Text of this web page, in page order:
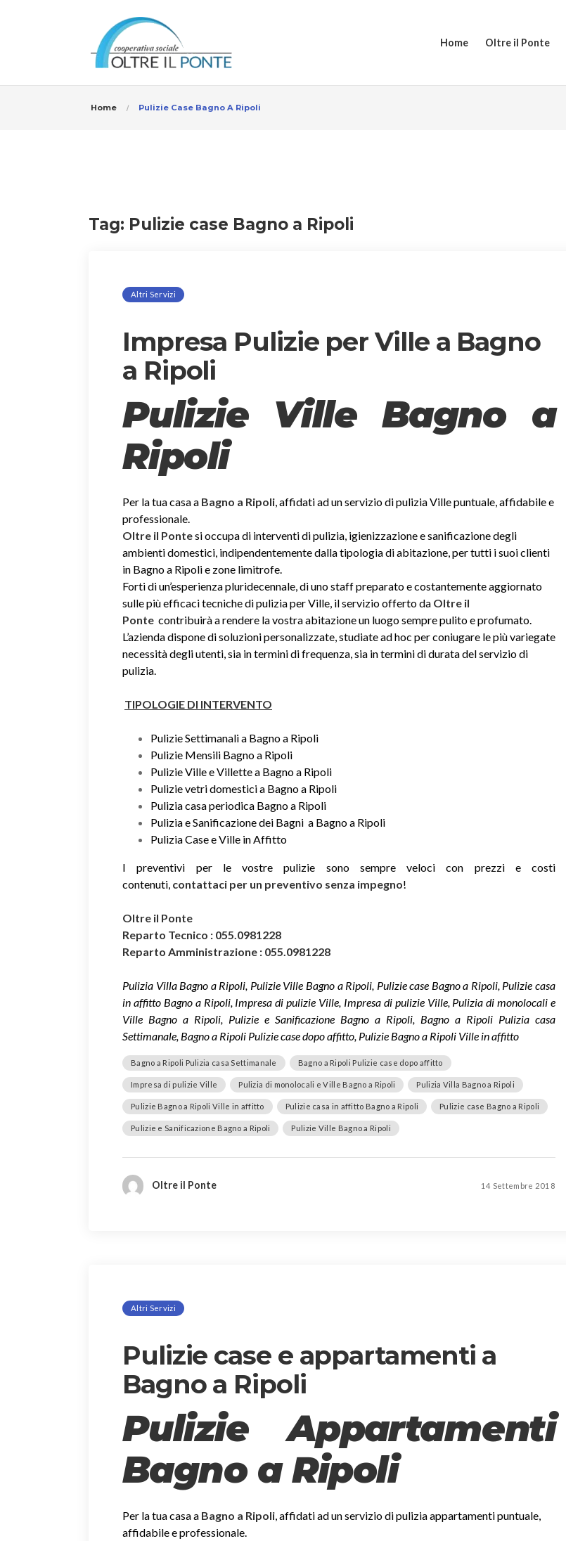
Home Oltre il Ponte
Home Pulizie Case Bagno A Ripoli
Tag: Pulizie case Bagno a Ripoli
Altri Servizi
Impresa Pulizie per Ville a Bagno
a Ripoli
Pulizie Ville Bagno a
Ripoli
Per la tua casa a Bagno a Ripoli, affidati ad un servizio di pulizia Ville puntuale, affidabile e
professionale.
Oltre il Pontesi occupa di interventi di pulizia, igienizzazione e sanificazione degli
ambienti domestici, indipendentemente dalla tipologia di abitazione, per tutti i suoi clienti
in Bagno a Ripoli e zone limitrofe.
Forti di un’esperienza pluridecennale, di uno staff preparato e costantemente aggiornato
sulle più efficaci tecniche di pulizia per Ville, il servizio offerto da Oltre il
Ponte contribuirà a rendere la vostra abitazione un luogo sempre pulito e profumato.
L’azienda dispone di soluzioni personalizzate, studiate ad hoc per coniugare le più variegate
necessità degli utenti, sia in termini di frequenza, sia in termini di durata del servizio di
pulizia.
TIPOLOGIE DI INTERVENTO
Pulizie Settimanali a Bagno a Ripoli
Pulizie Mensili Bagno a Ripoli
Pulizie Ville e Villette a Bagno a Ripoli
Pulizie vetri domestici a Bagno a Ripoli
Pulizia casa periodica Bagno a Ripoli
Pulizia e Sanificazione dei Bagni a Bagno a Ripoli
Pulizia Case e Ville in Affitto
I preventivi per le vostre pulizie sono sempre veloci con prezzi e costi
contenuti, contattaci per un preventivo senza impegno!
Oltre il Ponte
Reparto Tecnico : 055.0981228
Reparto Amministrazione : 055.0981228
Pulizia Villa Bagno a Ripoli, Pulizie Ville Bagno a Ripoli, Pulizie case Bagno a Ripoli, Pulizie casa
in affitto Bagno a Ripoli, Impresa di pulizie Ville, Impresa di pulizie Ville, Pulizia di monolocali e
Ville Bagno a Ripoli, Pulizie e Sanificazione Bagno a Ripoli, Bagno a Ripoli Pulizia casa
Settimanale, Bagno a Ripoli Pulizie case dopo affitto, Pulizie Bagno a Ripoli Ville in affitto
Bagno a Ripoli Pulizia casa Settimanale Bagno a Ripoli Pulizie case dopo affitto
Impresa di pulizie Ville Pulizia di monolocali e Ville Bagno a Ripoli Pulizia Villa Bagno a Ripoli
Pulizie Bagno a Ripoli Ville in affitto Pulizie casa in affitto Bagno a Ripoli Pulizie case Bagno a Ripoli
Pulizie e Sanificazione Bagno a Ripoli Pulizie Ville Bagno a Ripoli
Oltre il Ponte 14 Settembre 2018
Altri Servizi
Pulizie case e appartamenti a
Bagno a Ripoli
Pulizie Appartamenti
Bagno a Ripoli
Per la tua casa a Bagno a Ripoli, affidati ad un servizio di pulizia appartamenti puntuale,
affidabile e professionale.